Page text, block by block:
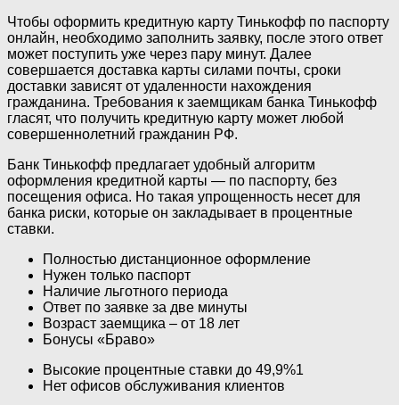
Чтобы оформить кредитную карту Тинькофф по паспорту
онлайн, необходимо заполнить заявку, после этого ответ
может поступить уже через пару минут. Далее
совершается доставка карты силами почты, сроки
доставки зависят от удаленности нахождения
гражданина. Требования к заемщикам банка Тинькофф
гласят, что получить кредитную карту может любой
совершеннолетний гражданин РФ.
Банк Тинькофф предлагает удобный алгоритм
оформления кредитной карты — по паспорту, без
посещения офиса. Но такая упрощенность несет для
банка риски, которые он закладывает в процентные
ставки.
Полностью дистанционное оформление
Нужен только паспорт
Наличие льготного периода
Ответ по заявке за две минуты
Возраст заемщика – от 18 лет
Бонусы «Браво»
Высокие процентные ставки до 49,9%1
Нет офисов обслуживания клиентов